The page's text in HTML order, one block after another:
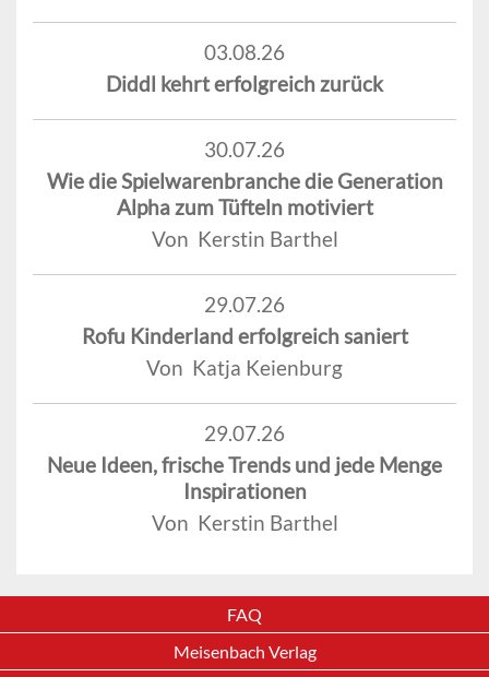
03.08.26
Diddl kehrt erfolgreich zurück
30.07.26
Wie die Spielwarenbranche die Generation
Alpha zum Tüfteln motiviert
Von Kerstin Barthel
29.07.26
Rofu Kinderland erfolgreich saniert
Von Katja Keienburg
29.07.26
Neue Ideen, frische Trends und jede Menge
Inspirationen
Von Kerstin Barthel
FAQ
Meisenbach Verlag